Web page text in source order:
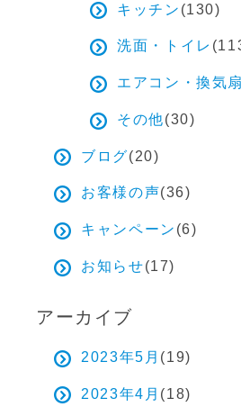
キッチン (130)
洗面・トイレ
エアコン・換気扇
その他(30)
ブログ(20)
お客様の声(36)
キャンペーン (6)
お知らせ(17)
アーカイブ
2023年5月 (19)
2023年4月 (18)